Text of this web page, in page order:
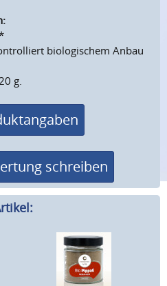
biologischem Anbau
g.
schreiben